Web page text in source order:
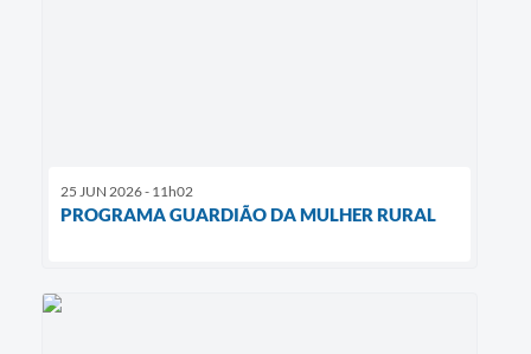
25 JUN 2026 - 11h02
PROGRAMA GUARDIÃO DA MULHER RURAL